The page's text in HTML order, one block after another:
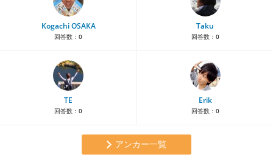
Kogachi OSAKA
回答数： 0
Taku
回答数： 0
TE
回答数： 0
Erik
回答数： 0
アンカー一覧